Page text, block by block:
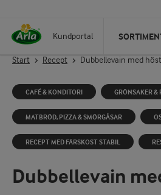
Kundportal
Start Recept Dubbellevain med
CAFÉ & KONDITORI GRÖNSAKER &
MATBRÖD, PIZZA & SMÖRGÅSAR
RECEPT MED FÄRSKOST STABIL
Dubbellevain